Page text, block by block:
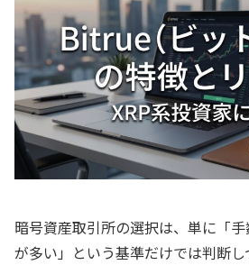
暗号資産取引所の選択は、単に「
が多い」という基準だけでは判断